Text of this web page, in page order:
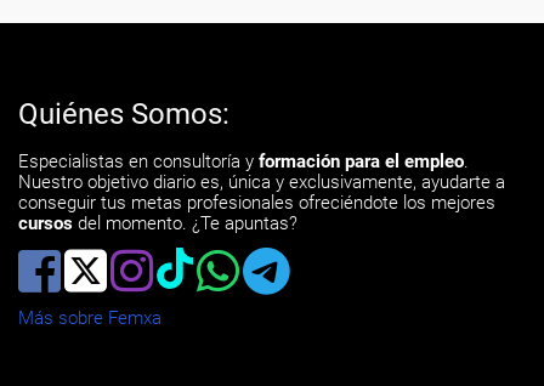
Quiénes Somos:
Especialistas en consultoría y formación para el empleo.
Nuestro objetivo diario es, única y exclusivamente, ayudarte a
conseguir tus metas profesionales ofreciéndote los mejores
cursos del momento. ¿Te apuntas?
Más sobre Femxa